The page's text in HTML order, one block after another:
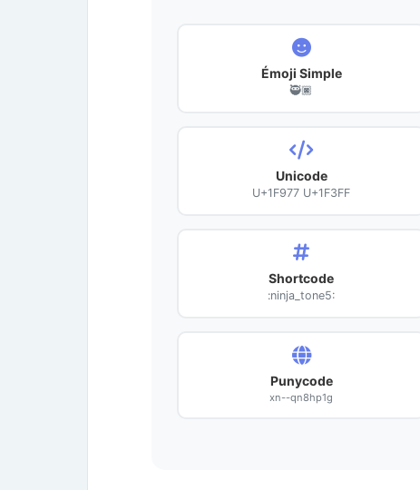
Émoji Simple
🥷🏿
Unicode
U+1F977 U+1F3FF
Shortcode
:ninja_tone5:
Punycode
xn--qn8hp1g